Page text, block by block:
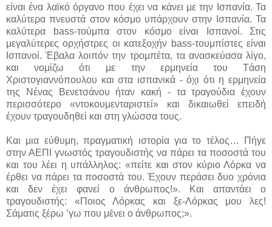
είναι ένα λαϊκό όργανο που έχει να κάνει με την Ισπανία. Τα
καλύτερα πνευστά στον κόσμο υπάρχουν στην Ισπανία. Τα
καλύτερα
bass-τούμπα στον κόσμο είναι Ισπανοί. Στις
μεγαλύτερες ορχήστρες οι κατεξοχήν bass-τουμπίστες είναι
Ισπανοί. Έβαλα λοιπόν την τρομπέτα, τα ανασκεύασα λίγο,
και νομίζω ότι με την ερμηνεία του Tάση
Χριστογιαννόπουλου και στα ισπανικά - όχι ότι η ερμηνεία
της Νένας Βενετσάνου ήταν κακή - τα τραγούδια έχουν
περισσότερο «ντοκουμενταριστεί» και δικαιωθεί επειδή
έχουν τραγουδηθεί και στη γλώσσα τους.
Και μια εύθυμη, πραγματική ιστορία για το τέλος… Πήγε
στην ΑΕΠΙ γνωστός τραγουδιστής να πάρει τα ποσοστά του
και του λέει η υπάλληλος: «πείτε και στον κύριο Λόρκα να
έρθει να πάρει τα ποσοστά του. Έχουν περάσει δυο χρόνια
και δεν έχει φανεί ο άνθρωπος!». Και απαντάει ο
τραγουδιστής: «Ποιος Λόρκας και ξε-Λόρκας μου λες!
Σάματις ξέρω ’γω που μένει ο άνθρωπος;».